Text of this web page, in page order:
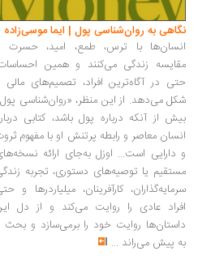
نگاهی به روان‌شناسی پول | ایما موسی‌زاده
انسان‌ها با ترس، طمع، امید، حسرت
مقایسه زندگی می‌کنند و همین
حتی در آگاه‌ترین افراد، تصمیم‌های مالی
شکل می‌دهد. از این منظر، «روان‌شناسی
بیش از آنکه درباره پول باشد، کتابی
انسان معاصر و رابطه پرتنش او با مفهوم
و دارایی است... اوزل به‌جای ارائه
مستقیم یا توصیه‌های دستوری، تجربه
سرمایه‌گذاران، کارآفرینان، میلیاردرها و
افراد عادی را روایت می‌کند و از دل
داستان‌ها روایت خود را برمی‌سازد و بحث
به پیش می‌راند ...